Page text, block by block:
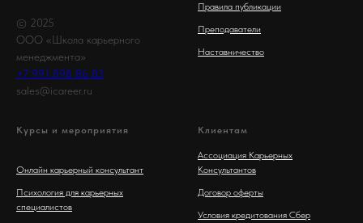
© 2025
ООО «Школа карьерного
менеджмента»
+7 991 898 86 83
sales@icareer.ru
Правила публикации
Преподаватели
Наставничество
Курсы и мероприятия
Онлайн карьерный консультант
Психология для карьерных
специалистов
Клиентам
Ассоциация Карьерных
Консультантов
Договор оферты
Условия кредитования Сбер